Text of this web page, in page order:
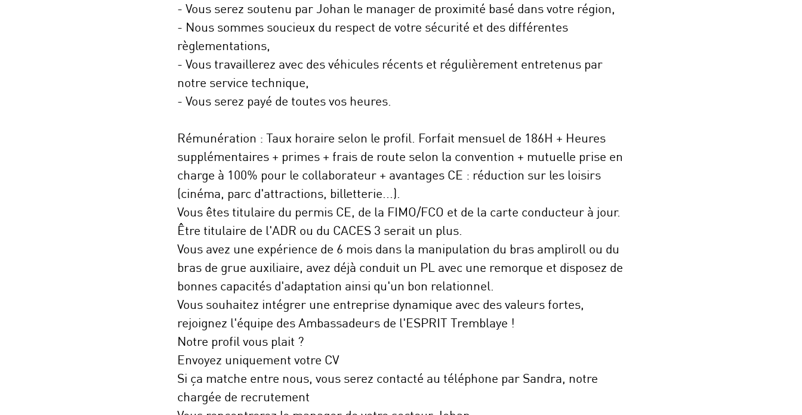
- Vous serez soutenu par Johan le manager de proximité basé dans votre région,
- Nous sommes soucieux du respect de votre sécurité et des différentes
règlementations,
- Vous travaillerez avec des véhicules récents et régulièrement entretenus par
notre service technique,
- Vous serez payé de toutes vos heures.
Rémunération : Taux horaire selon le profil. Forfait mensuel de 186H + Heures
supplémentaires + primes + frais de route selon la convention + mutuelle prise en
charge à 100% pour le collaborateur + avantages CE : réduction sur les loisirs
(cinéma, parc d'attractions, billetterie...).
Vous êtes titulaire du permis CE, de la FIMO/FCO et de la carte conducteur à jour.
Être titulaire de l'ADR ou du CACES 3 serait un plus.
Vous avez une expérience de 6 mois dans la manipulation du bras ampliroll ou du
bras de grue auxiliaire, avez déjà conduit un PL avec une remorque et disposez de
bonnes capacités d'adaptation ainsi qu'un bon relationnel.
Vous souhaitez intégrer une entreprise dynamique avec des valeurs fortes,
rejoignez l'équipe des Ambassadeurs de l'ESPRIT Tremblaye !
Notre profil vous plait ?
Envoyez uniquement votre CV
Si ça matche entre nous, vous serez contacté au téléphone par Sandra, notre
chargée de recrutement